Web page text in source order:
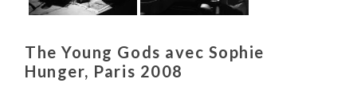
The Young Gods avec Sophie
Hunger, Paris 2008